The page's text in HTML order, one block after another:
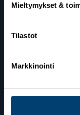
Mieltymykset &
Tilastot
Markkinointi